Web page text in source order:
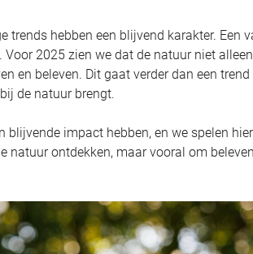
trends hebben een blijvend karakter. Een
2025 zien we dat de natuur niet
en beleven. Dit gaat verder dan een trend
de natuur brengt.
blijvende impact hebben, en we spelen
natuur ontdekken, maar vooral om